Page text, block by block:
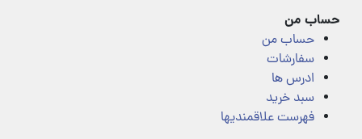
حساب من
حساب من
سفارشات
ادرس ها
سبد خرید
فهرست علاقمندیها